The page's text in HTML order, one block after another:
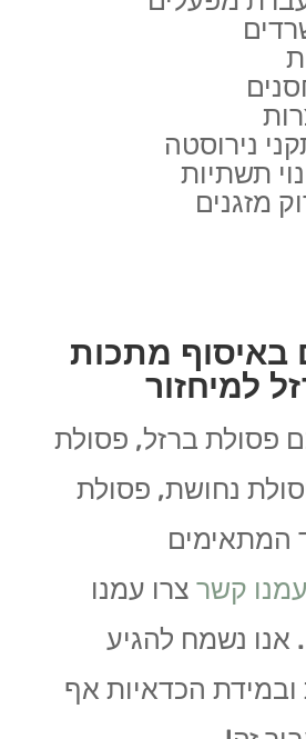
נירוסטה
תשתיות
מזגנים
מתכות
למיחזור
פסולת ברזל, פסולת
נחושת, פסולת
המתאימים
קשרצרו עמנו
נשמח להגיע
ובמידת הכדאיות אף